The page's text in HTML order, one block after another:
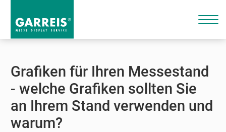
Grafiken für Ihren Messestand
- welche Grafiken sollten Sie
an Ihrem Stand verwenden und
warum?